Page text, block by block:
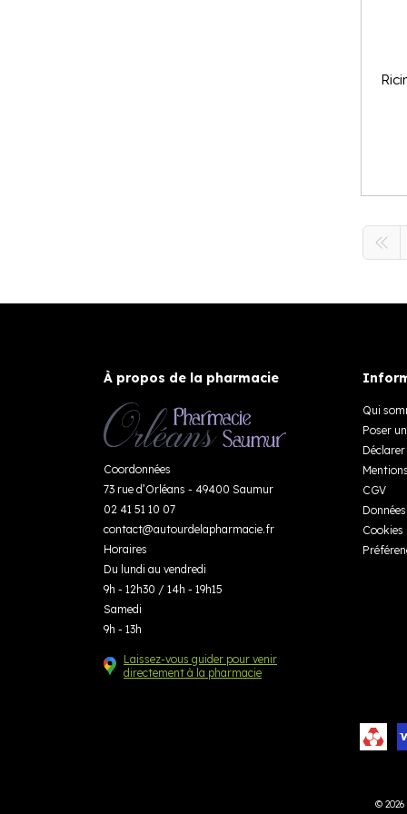
À propos de la pharmacie
Coordonnées
73 rue d’Orléans - 49400 Saumur
02 41 51 10 07
contact@autourdelapharmacie.fr
Horaires
Du lundi au vendredi
9h - 12h30 / 14h - 19h15
Samedi
9h - 13h
Laissez-vous guider pour venir
directement à la pharmacie
Qui
Poser
CGV
Cookies
©